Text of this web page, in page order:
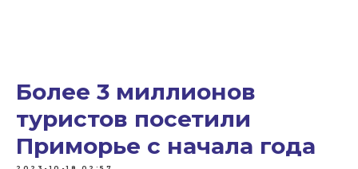
Более 3 миллионов
туристов посетили
Приморье с начала года